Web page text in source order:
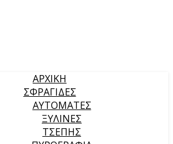
ΑΡΧΙΚΉ
ΣΦΡΑΓΙΔΕΣ
ΑΥΤΟΜΑΤΕΣ
ΞΥΛΙΝΕΣ
ΤΣΕΠΗΣ